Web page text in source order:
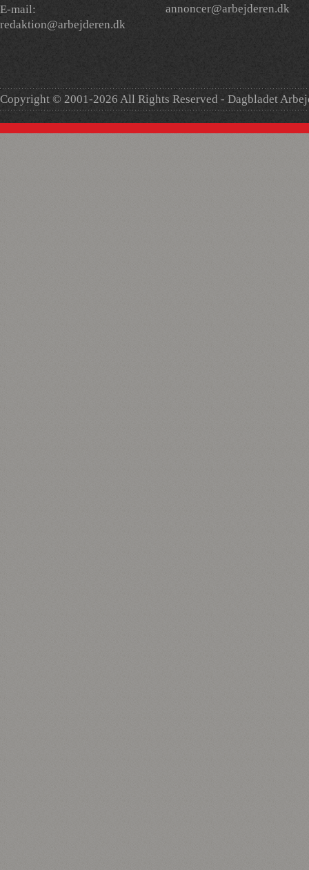
E-mail:
redaktion@arbejderen.dk
annoncer@arbejderen.dk
Copyright © 2001-2026 All Rights Reserved - Dagbladet